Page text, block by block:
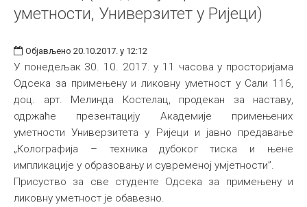
уметности, Универзитет у Ријеци)
Објављено 20.10.2017. у 12:12
У понедељак 30. 10. 2017. у 11 часова у просторијама
Одсека за примењену и ликовну уметност у Сали 116,
доц. арт. Мелинда Костелац, продекан за наставу,
одржаће презентацију Академије примењених
уметности Универзитета у Ријеци и јавно предавање
„Колографија – техника дубоког тиска и њене
импликације у образовању и сувременој умјетности”.
Присуство за све студенте Одсека за примењену и
ликовну уметност је обавезно.